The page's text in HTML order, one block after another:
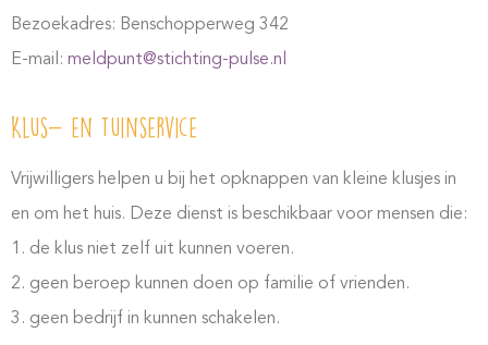
Bezoekadres: Benschopperweg 342
E-mail: meldpunt@stichting-pulse.nl
Klus- en tuinservice
Vrijwilligers helpen u bij het opknappen van kleine klusjes in
en om het huis. Deze dienst is beschikbaar voor mensen die:
1. de klus niet zelf uit kunnen voeren.
2. geen beroep kunnen doen op familie of vrienden.
3. geen bedrijf in kunnen schakelen.